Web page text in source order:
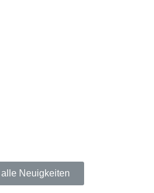
Neuigkeiten
Baranowski
6